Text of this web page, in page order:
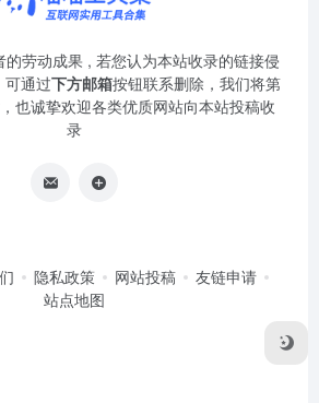
劳动成果 , 若您认为本站收录的链接侵
可通过下方邮箱按钮联系删除，我们将第
也诚挚欢迎各类优质网站向本站投稿收
录
隐私政策 网站投稿
友链申请
站点地图